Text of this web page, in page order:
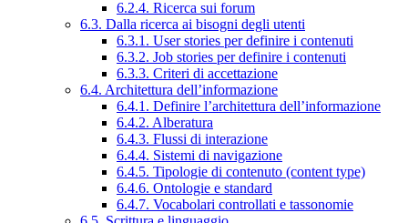
6.2.4. Ricerca sui forum
6.3. Dalla ricerca ai bisogni degli utenti
6.3.1. User stories per definire i contenuti
6.3.2. Job stories per definire i contenuti
6.3.3. Criteri di accettazione
6.4. Architettura dell’informazione
6.4.1. Definire l’architettura dell’informazione
6.4.2. Alberatura
6.4.3. Flussi di interazione
6.4.4. Sistemi di navigazione
6.4.5. Tipologie di contenuto (content type)
6.4.6. Ontologie e standard
6.4.7. Vocabolari controllati e tassonomie